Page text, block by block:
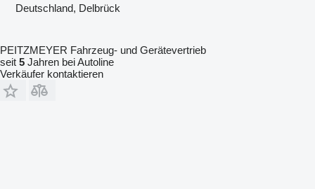
Deutschland, Delbrück
PEITZMEYER Fahrzeug- und Gerätevertrieb
seit 5 Jahren bei Autoline
Verkäufer kontaktieren